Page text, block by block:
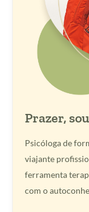
Prazer,
Psicóloga de
viajante
ferramenta
com o